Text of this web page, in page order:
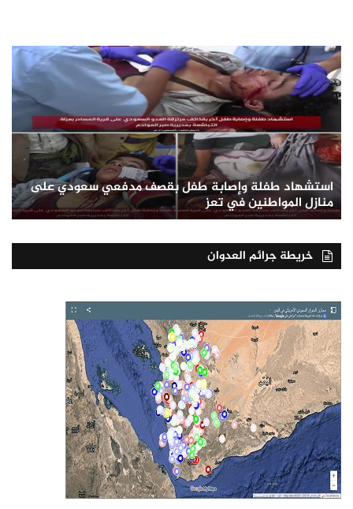
استشهاد طفلة وإصابة طفل بقصف مدفعي سعودي على
منازل المواطنين في تعز
خريطة جرائم العدوان